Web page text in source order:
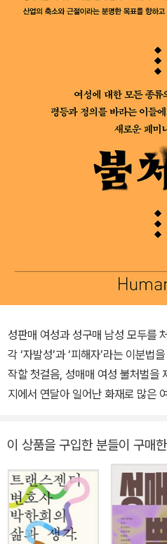
성판매 여성과 성구매 남성 모두를
각 ‘자발성’과 ‘피해자’라는 이분법을 깨고 한국사회의 탈성매매를 시
작할 첫걸음, 성매매 여성 불처벌을 제안한다! 2002
지에서 연달아 일어난 화재로 많은
법과 성매매피해자보호법이 제정되
성의 단속에만 주의를 기울인 채 성
방지법과 달리, 알선자와 구매자까
를 받았다. 그로부터 20년 가까이 지난 지금, 명목상 성판매 여성과
성구매 남성, 알선자 모두 처벌받고
이 상품을 구입한 분들이 구매